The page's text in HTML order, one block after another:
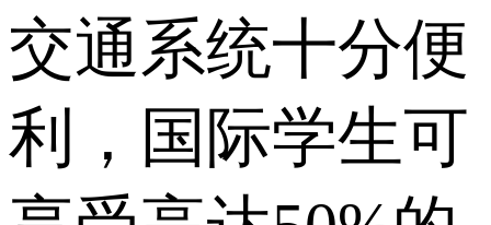
交通系统十分便
利，国际学生可